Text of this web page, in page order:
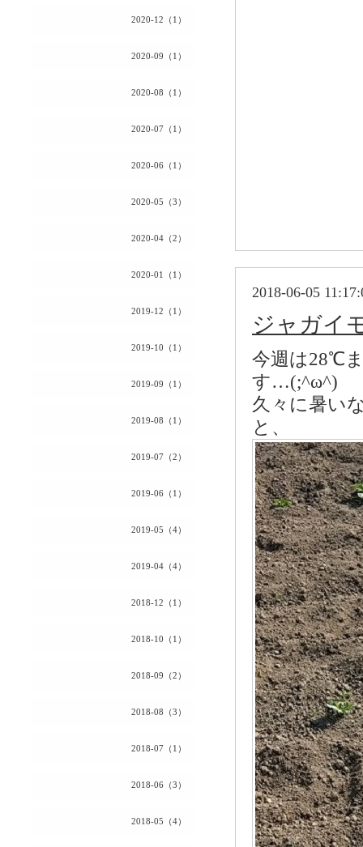
2020-12（1）
2020-09（1）
2020-08（1）
2020-07（1）
2020-06（1）
2020-05（3）
2020-04（2）
2020-01（1）
2019-12（1）
2019-10（1）
2019-09（1）
2019-08（1）
2019-07（2）
2019-06（1）
2019-05（4）
2019-04（4）
2018-12（1）
2018-10（1）
2018-09（2）
2018-08（3）
2018-07（1）
2018-06（3）
2018-05（4）
2018-06-05
ジャガイ
今週は28℃
す…(;^ω^)
久々に暑い
と、